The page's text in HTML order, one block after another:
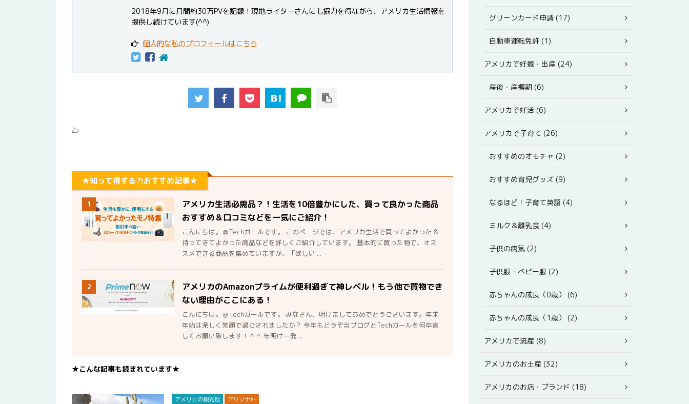
2018年9月に月間約30万PVを記録！現地ライターさんにも協力を得ながら、アメリカ生活情報を
提供し続けています(^^)
個人的な私のプロフィールはこちら
-
★知って得する?!おすすめ記事★
1
アメリカ生活必需品？！生活を10倍豊かにした、買って良かった商品
おすすめ＆口コミなどを一気にご紹介！
こんにちは。＠Techガールです。 このページでは、アメリカ生活で買ってよかった＆
持ってきてよかった商品などを詳しくご紹介しています。 基本的に買った物で、オス
スメできる商品を集めていますが、「欲しい ...
2
アメリカのAmazonプライムが便利過ぎて神レベル！もう他で買物でき
ない理由がここにある！
こんにちは。＠Techガールです。 みなさん、明けましておめでとうございます。年末
年始は楽しく笑顔で過ごされましたか？ 今年もどうぞ当ブログとTechガールを何卒宜
しくお願い致します！＾＾ 年明け一発 ...
★こんな記事も読まれています★
アメリカの観光地 アリゾナ州
グリーンカード申請 (17)
自動車運転免許 (1)
アメリカで妊娠・出産 (24)
産後・産褥期 (6)
アメリカで妊活 (6)
アメリカで子育て (26)
おすすめのオモチャ (2)
おすすめ育児グッズ (9)
なるほど！子育て英語 (4)
ミルク＆離乳食 (4)
子供の病気 (2)
子供服・ベビー服 (2)
赤ちゃんの成長（0歳） (6)
赤ちゃんの成長（1歳） (2)
アメリカで流産 (8)
アメリカのお土産 (32)
アメリカのお店・ブランド (18)